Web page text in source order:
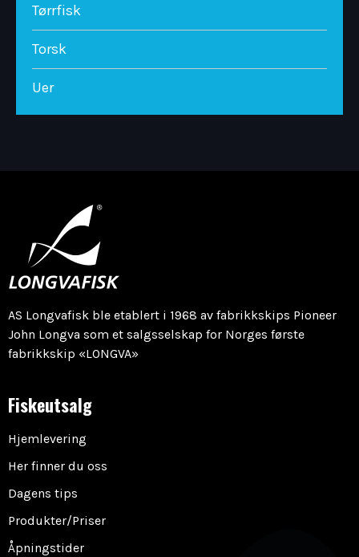
Tørrfisk
Torsk
Uer
AS Longvafisk ble etablert i 1968 av fabrikkskips Pioneer
John Longva som et salgsselskap for Norges første
fabrikkskip «LONGVA»
Fiskeutsalg
Hjemlevering
Her finner du oss
Dagens tips
Produkter/Priser
Åpningstider